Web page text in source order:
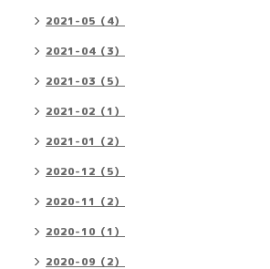
2021-05（4）
2021-04（3）
2021-03（5）
2021-02（1）
2021-01（2）
2020-12（5）
2020-11（2）
2020-10（1）
2020-09（2）